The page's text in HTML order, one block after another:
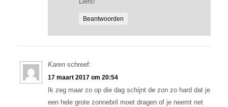
Beantwoorden
Karen schreef:
17 maart 2017 om 20:54
Ik zeg maar zo op die dag schijnt de zon zo hard dat je
een hele grote zonnebril moet dragen of je neemt net